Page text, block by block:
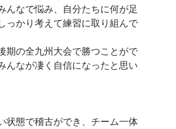
んなで悩み、自分たちに何が足
っかり考えて練習に取り組んで
期の全九州大会で勝つことがで
んなが凄く自信になったと思い
状態で稽古ができ、チーム一体